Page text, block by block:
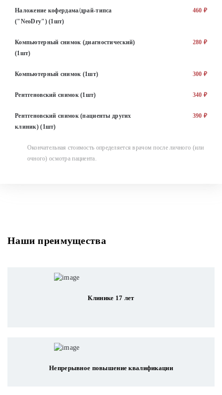
Наложение кофердама/драй-типса
("NeoDry") (1шт)
460 ₽
Компьютерный снимок (диагностический)
(1шт)
280 ₽
Компьютерный снимок (1шт) 300 ₽
Рентгеновский снимок (1шт) 340 ₽
Рентгеновский снимок (пациенты других
клиник) (1шт)
390 ₽
Окончательная стоимость определяется врачом после личного (или
очного) осмотра пациента.
Наши преимущества
Клинике 17 лет
Непрерывное повышение квалификации